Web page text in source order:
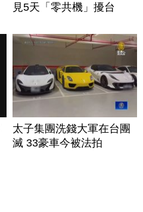
見5天「零共機」擾台
太子集團洗錢大軍在台團
滅 33豪車今被法拍